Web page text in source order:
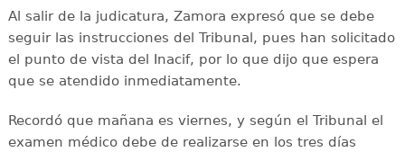
Al salir de la judicatura, Zamora expresó que se debe
seguir las instrucciones del Tribunal, pues han solicitado
el punto de vista del Inacif, por lo que dijo que espera
que se atendido inmediatamente.
Recordó que mañana es viernes, y según el Tribunal el
examen médico debe de realizarse en los tres días